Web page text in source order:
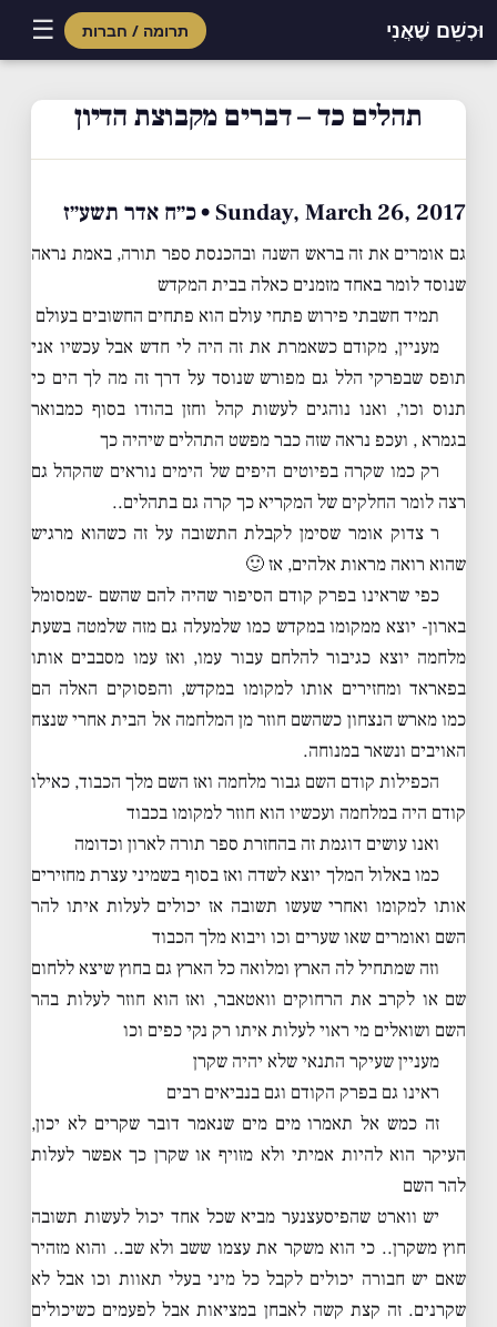
וּכְשֵׁם שֶׁאֲנִי תרומה / חברות ☰
תהלים כד – דברים מקבוצת הדיון
Sunday, March 26, 2017 • כ״ח אדר תשע״ז
גם אומרים את זה בראש השנה ובהכנסת ספר תורה, באמת נראה
שנוסד לומר באחד מזמנים כאלה בבית המקדש
תמיד חשבתי פירוש פתחי עולם הוא פתחים החשובים בעולם
מעניין, מקודם כשאמרת את זה היה לי חדש אבל עכשיו אני
תופס שבפרקי הלל גם מפורש שנוסד על דרך זה מה לך הים כי
תנוס וכו׳, ואנו נוהגים לעשות קהל וחזן בהודו בסוף כמבואר
בגמרא , ועכפ נראה שזה כבר מפשט התהלים שיהיה כך
רק כמו שקרה בפיוטים היפים של הימים נוראים שהקהל גם
רצה לומר החלקים של המקריא כך קרה גם בתהלים..
ר צדוק אומר שסימן לקבלת התשובה על זה כשהוא מרגיש
שהוא רואה מראות אלהים, אז 🙂
כפי שראינו בפרק קודם הסיפור שהיה להם שהשם -שמסומל
בארון- יוצא ממקומו במקדש כמו שלמעלה גם מזה שלמטה בשעת
מלחמה יוצא כגיבור להלחם עבור עמו, ואז עמו מסבבים אותו
בפאראד ומחזירים אותו למקומו במקדש, והפסוקים האלה הם
כמו מארש הנצחון כשהשם חוזר מן המלחמה אל הבית אחרי שנצח
האויבים ונשאר במנוחה.
הכפילות קודם השם גבור מלחמה ואז השם מלך הכבוד, כאילו
קודם היה במלחמה ועכשיו הוא חוזר למקומו בכבוד
ואנו עושים דוגמת זה בהחזרת ספר תורה לארון וכדומה
כמו באלול המלך יוצא לשדה ואז בסוף בשמיני עצרת מחזירים
אותו למקומו ואחרי שעשו תשובה אז יכולים לעלות איתו להר
השם ואומרים שאו שערים וכו ויבוא מלך הכבוד
וזה שמתחיל לה הארץ ומלואה כל הארץ גם בחוץ שיצא ללחום
שם או לקרב את הרחוקים וואטאבר, ואז הוא חוזר לעלות בהר
השם ושואלים מי ראוי לעלות איתו רק נקי כפים וכו
מעניין שעיקר התנאי שלא יהיה שקרן
ראינו גם בפרק הקודם וגם בנביאים רבים
זה כמש אל תאמרו מים מים שנאמר דובר שקרים לא יכון,
העיקר הוא להיות אמיתי ולא מזויף או שקרן כך אפשר לעלות
להר השם
יש ווארט שהפיסעצנער מביא שכל אחד יכול לעשות תשובה
חוץ משקרן.. כי הוא משקר את עצמו ששב ולא שב.. והוא מזהיר
שאם יש חבורה יכולים לקבל כל מיני בעלי תאוות וכו אבל לא
שקרנים. זה קצת קשה לאבחן במציאות אבל לפעמים כשיכולים